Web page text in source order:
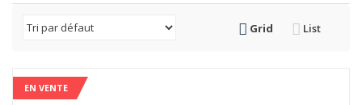
Grid List
EN VENTE